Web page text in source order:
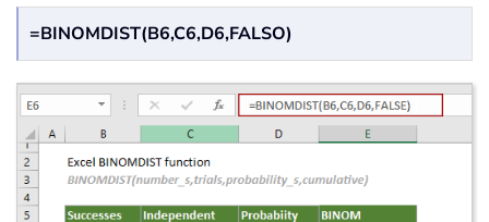
=BINOMDIST(B6,C6,D6,FALSO)